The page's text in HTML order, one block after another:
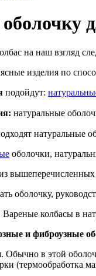
на наш взгляд
изделия по
подойдут:
натуральные
натуральные
оболочки,
вышеперечисленных
оболочку,
Вареные колбасы в
и фиброузные
. Обычно в этой
(термообработка